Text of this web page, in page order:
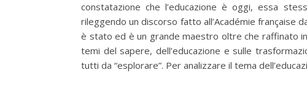
constatazione che l’educazione è oggi, essa
rileggendo un discorso fatto all’Académie française
è stato ed è un grande maestro oltre che raffinato
temi del sapere, dell’educazione e sulle
tutti da “esplorare”. Per analizzare il tema